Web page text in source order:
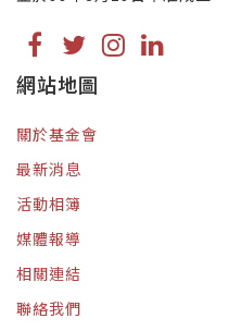
網站地圖
關於基金會
最新消息
活動相簿
媒體報導
相關連結
聯絡我們